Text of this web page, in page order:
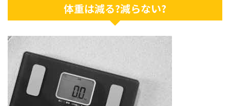
体重は減る?減らない?